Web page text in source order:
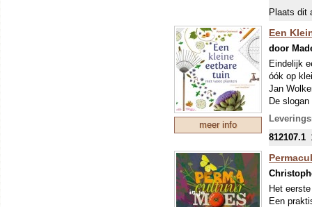
de dood
Plaats dit
meer info
Een
door
Eindelijk
óók op
Jan
De
eetbare
dat alles
Geurige,
‘Een
812107.1
Het
Een